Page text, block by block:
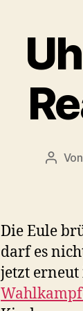
Von
Die Eule
darf es
jetzt erneut